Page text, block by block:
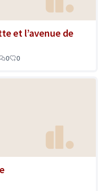
et l’avenue de
0 0